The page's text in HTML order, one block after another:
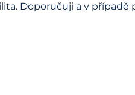
Doporučuji a v